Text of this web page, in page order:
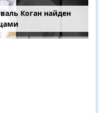
Коган найден